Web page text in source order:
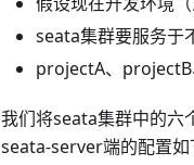
seata集群要服务
projectA、
我们将seata集群中的
seata-server端的配置如